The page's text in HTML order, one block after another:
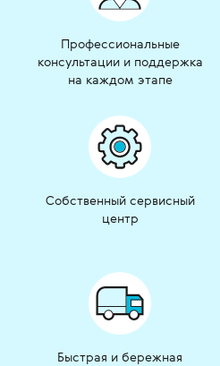
Профессиональные
консультации и поддержка
на каждом этапе
Собственный сервисный
центр
Быстрая и бережная